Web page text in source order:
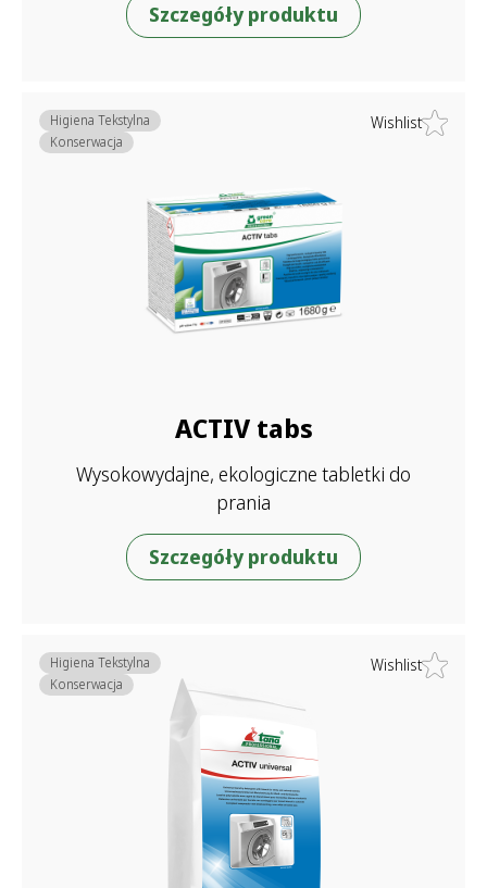
Szczegóły produktu
Wishlist
ACTIV tabs
Wysokowydajne, ekologiczne tabletki do
prania
Higiena Tekstylna
Konserwacja
Szczegóły produktu
Wishlist
Higiena Tekstylna
Konserwacja